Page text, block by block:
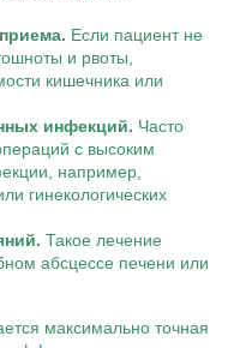
Если пациент не
и рвоты,
кишечника или
инфекций. Часто
с высоким
например,
гинекологических
Такое лечение
абсцессе печени или
максимально точная